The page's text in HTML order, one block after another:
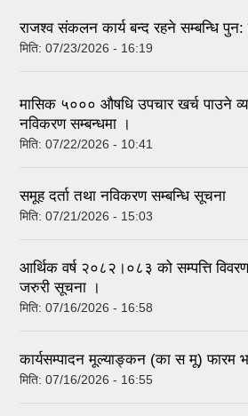
राजश्व संकलन कार्य बन्द रहने सम्बन्धि
मिति: 07/23/2026 - 16:19
मासिक ५००० औषधि उपचार खर्च पाउने
नविकरण सम्बन्धमा ।
मिति: 07/22/2026 - 10:41
समूह दर्ता तथा नविकरण सम्बन्धि सूचना
मिति: 07/21/2026 - 15:03
आर्थिक वर्ष २०८२।०८३ को सम्पत्ति
जरुरी सूचना ।
मिति: 07/16/2026 - 16:58
कार्यसम्पादन मूल्याङ्कन (का स मू) फारम
मिति: 07/16/2026 - 16:55